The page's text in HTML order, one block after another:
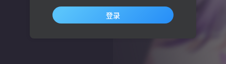
登录